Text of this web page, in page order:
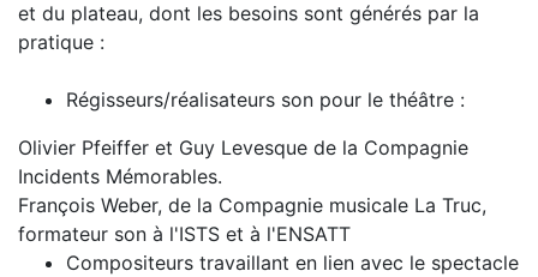
et du plateau, dont les besoins sont générés par la
pratique :
Régisseurs/réalisateurs son pour le théâtre :
Olivier Pfeiffer et Guy Levesque de la Compagnie
Incidents Mémorables.
François Weber, de la Compagnie musicale La Truc,
formateur son à l'ISTS et à l'ENSATT
Compositeurs travaillant en lien avec le spectacle